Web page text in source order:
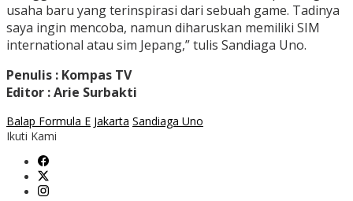
usaha baru yang terinspirasi dari sebuah game. Tadinya
saya ingin mencoba, namun diharuskan memiliki SIM
international atau sim Jepang,” tulis Sandiaga Uno.
Penulis : Kompas TV
Editor : Arie Surbakti
Balap Formula E Jakarta Sandiaga Uno
Ikuti Kami